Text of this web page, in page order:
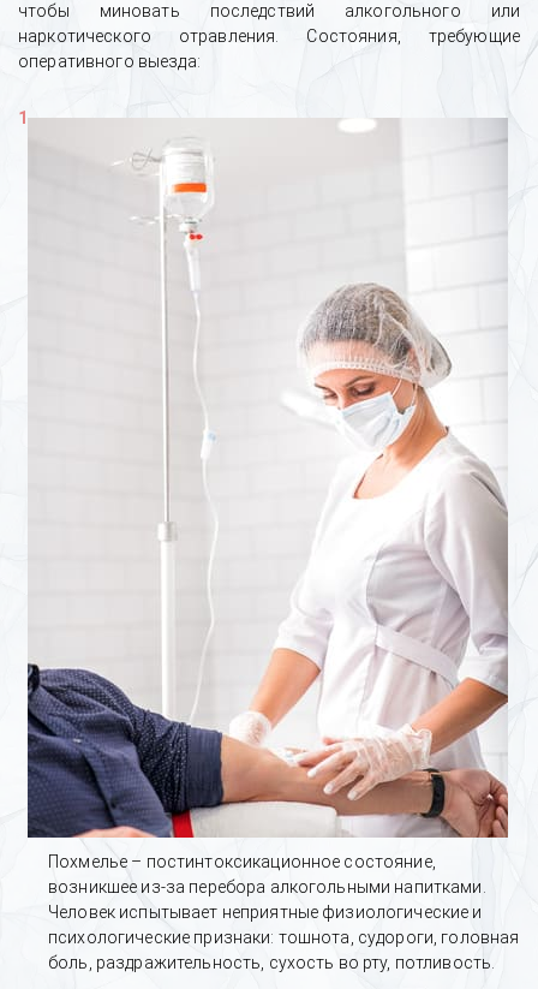
чтобы миновать последствий алкогольного или
наркотического отравления. Состояния, требующие
оперативного выезда:
Похмелье – постинтоксикационное состояние,
возникшее из-за перебора алкогольными напитками.
Человек испытывает неприятные физиологические и
психологические признаки: тошнота, судороги, головная
боль, раздражительность, сухость во рту, потливость.